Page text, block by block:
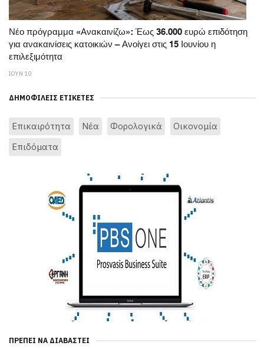
Νέο πρόγραμμα «Ανακαινίζω»: Έως 36.000 ευρώ επιδότηση
για ανακαινίσεις κατοικιών – Ανοίγει στις 15 Ιουνίου η
επιλεξιμότητα
ΙΟΥΝ 10
ΔΗΜΟΦΙΛΕΊΣ ΕΤΙΚΈΤΕΣ
Επικαιρότητα Νέα Φορολογικά
Οικονομία
Επιδόματα
ΠΡΈΠΕΙ ΝΑ ΔΙΑΒΑΣΤΕΊ